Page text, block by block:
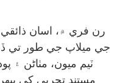
رن فري ۾، اسان
جي ميلاپ جي طور تي
ٽيم ميون، مٺاڻن ۽
مستند تجربي کي